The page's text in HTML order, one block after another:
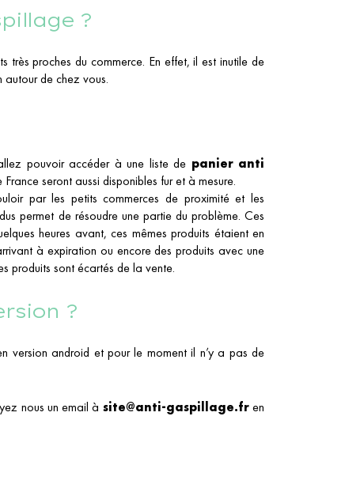
?
très proches du commerce. En effet, il est inutile de
autour de chez vous.
pouvoir accéder à une liste de panier anti
seront aussi disponibles fur et à mesure.
par les petits commerces de proximité et les
permet de résoudre une partie du problème. Ces
heures avant, ces mêmes produits étaient en
à expiration ou encore des produits avec une
produits sont écartés de la vente.
?
version android et pour le moment il n’y a pas de
nous un email à site@anti-gaspillage.fren